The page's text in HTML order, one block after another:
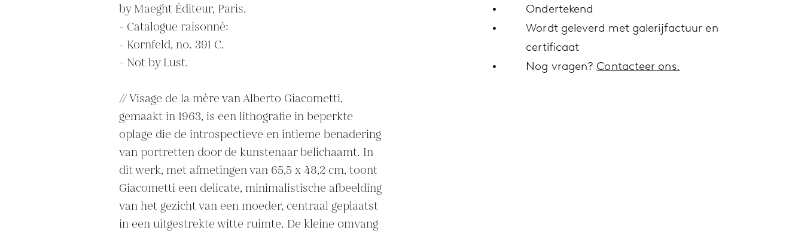
by Maeght Éditeur, Paris.
- Catalogue raisonné:
- Kornfeld, no. 391 C.
- Not by Lust.
// Visage de la mère van Alberto Giacometti,
gemaakt in 1963, is een lithografie in beperkte
oplage die de introspectieve en intieme benadering
van portretten door de kunstenaar belichaamt. In
dit werk, met afmetingen van 65,5 x 48,2 cm, toont
Giacometti een delicate, minimalistische afbeelding
van het gezicht van een moeder, centraal geplaatst
in een uitgestrekte witte ruimte. De kleine omvang
Ondertekend
Wordt geleverd met galerijfactuur en
certificaat
Nog vragen? Contacteer ons.